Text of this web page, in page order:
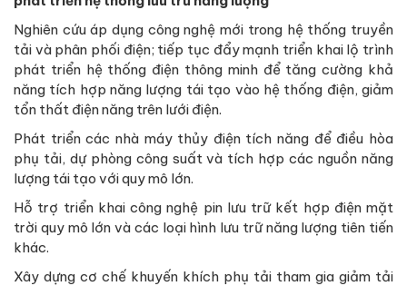
Nghiên cứu áp dụng công nghệ mới trong hệ thống truyền
tải và phân phối điện; tiếp tục đẩy mạnh triển khai lộ trình
phát triển hệ thống điện thông minh để tăng cường khả
năng tích hợp năng lượng tái tạo vào hệ thống điện, giảm
tổn thất điện năng trên lưới điện.
Phát triển các nhà máy thủy điện tích năng để điều hòa
phụ tải, dự phòng công suất và tích hợp các nguồn năng
lượng tái tạo với quy mô lớn.
Hỗ trợ triển khai công nghệ pin lưu trữ kết hợp điện mặt
trời quy mô lớn và các loại hình lưu trữ năng lượng tiên tiến
khác.
Xây dựng cơ chế khuyến khích phụ tải tham gia giảm tải